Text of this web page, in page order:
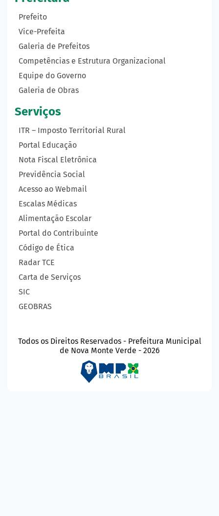
Prefeito
Vice-Prefeita
Galeria de Prefeitos
Competências e Estrutura Organizacional
Equipe do Governo
Galeria de Obras
Serviços
ITR – Imposto Territorial Rural
Portal Educação
Nota Fiscal Eletrônica
Previdência Social
Acesso ao Webmail
Escalas Médicas
Alimentação Escolar
Portal do Contribuinte
Código de Ética
Radar TCE
Carta de Serviços
SIC
GEOBRAS
Todos os Direitos Reservados - Prefeitura Municipal
de Nova Monte Verde - 2026